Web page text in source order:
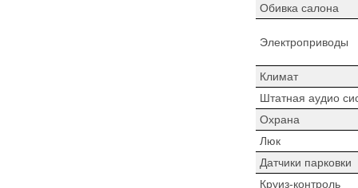
Обивка салона
Электроприводы
Климат
Штатная аудио
Охрана
Люк
Датчики парковки
Круиз-контроль